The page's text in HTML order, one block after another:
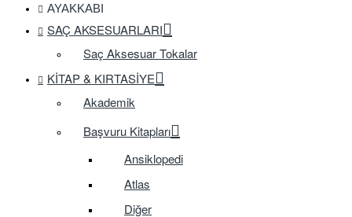
AYAKKABI
SAÇ AKSESUARLARI
Saç Aksesuar Tokalar
KITAP & KIRTASIYE
Akademik
Başvuru Kitapları
Ansiklopedi
Atlas
Diğer